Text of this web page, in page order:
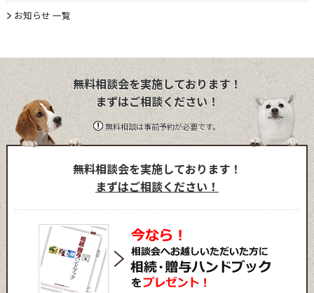
お知らせ 一覧
無料相談会を実施しております！
まずはご相談ください！
無料相談は事前予約が必要です。
無料相談会を実施しております！
まずはご相談ください！